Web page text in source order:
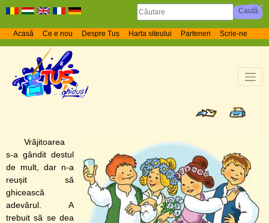
Acasă Ce e nou Despre Tuș Harta siteului Parteneri Scrie-ne
Vrăjitoarea
s-a gândit destul
de mult, dar n-a
reușit să
ghicească
adevărul. A
trebuit să se dea